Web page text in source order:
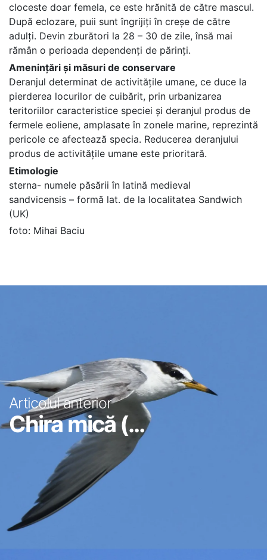
cloceste doar femela, ce este hrănită de către mascul.
După eclozare, puii sunt îngrijiți în creșe de către
adulți. Devin zburători la 28 – 30 de zile, însă mai
rămân o perioada dependenți de părinți.
Amenințări și măsuri de conservare
Deranjul determinat de activitățile umane, ce duce la
pierderea locurilor de cuibărit, prin urbanizarea
teritoriilor caracteristice speciei și deranjul produs de
fermele eoliene, amplasate în zonele marine, reprezintă
pericole ce afectează specia. Reducerea deranjului
produs de activitățile umane este prioritară.
Etimologie
sterna- numele păsării în latină medieval
sandvicensis – formă lat. de la localitatea Sandwich
(UK)
foto: Mihai Baciu
Articolul anterior
Chira mică (...